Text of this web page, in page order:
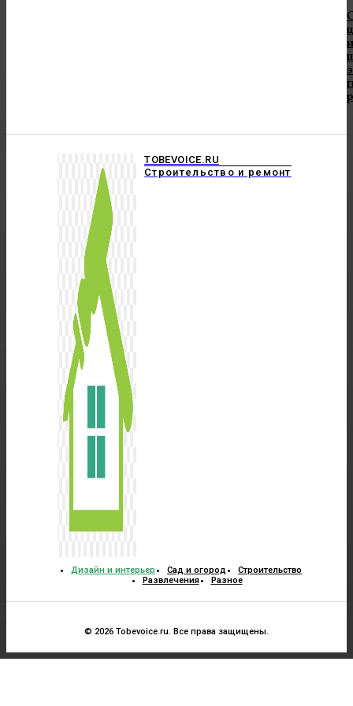
TOBEVOICE.RU
Строительство и ремонт
Дизайн и интерьер Сад и огород
Строительство
Развлечения
Разное
© 2026 Tobevoice.ru. Все права защищены.